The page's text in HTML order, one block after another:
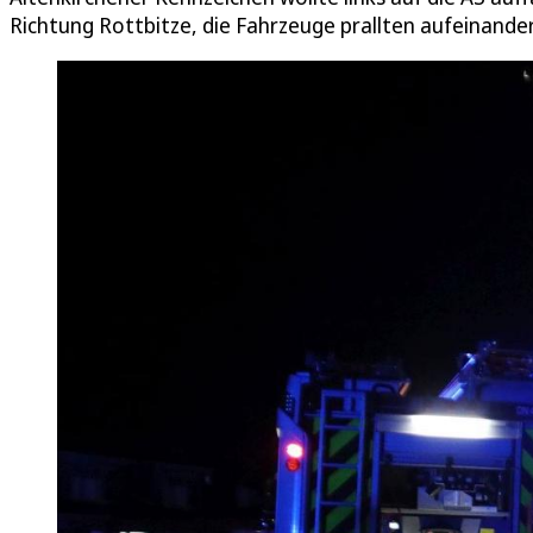
Richtung Rottbitze, die Fahrzeuge prallten